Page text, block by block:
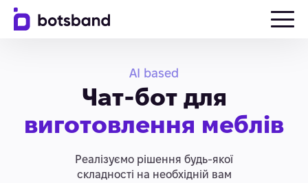
AI based
Чат-бот для
виготовлення меблів
Реалізуємо рішення будь-якої
складності на необхідній вам